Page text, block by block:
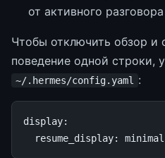
от активного разговора
Чтобы отключить обзор и
поведение одной строки,
~/.hermes/config.yaml :
display:
resume_display: minimal